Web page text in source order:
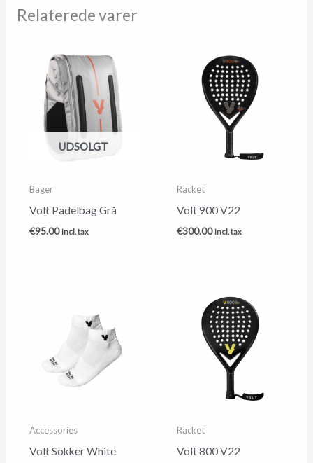
Relaterede varer
UDSOLGT
Bager
Volt Padelbag Grå
€95.00 Incl. tax
Racket
Volt 900 V22
€300.00 Incl. tax
Accessories
Volt Sokker White
Racket
Volt 800 V22